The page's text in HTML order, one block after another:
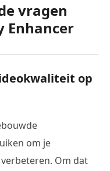
vragen
Enhancer
op
om je
Om dat